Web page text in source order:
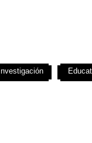
Investigación